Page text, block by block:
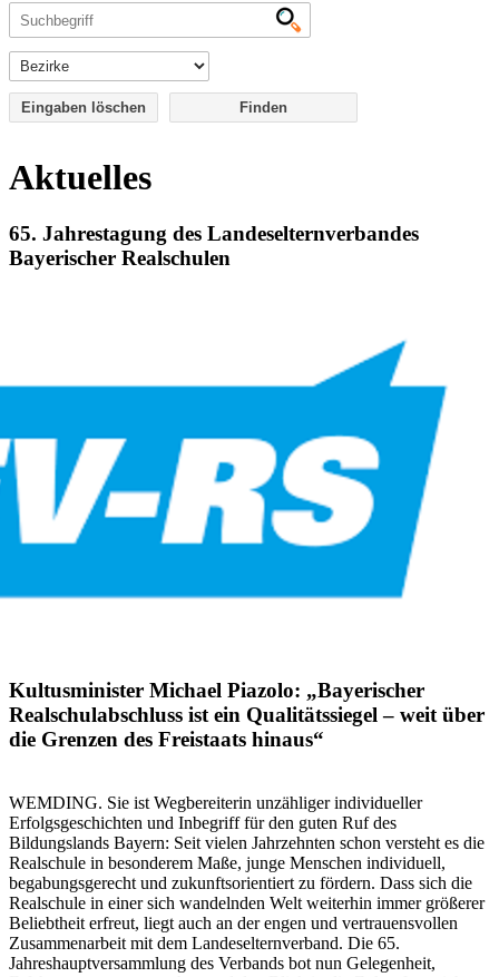
Eingaben löschen
Aktuelles
65. Jahrestagung des Landeselternverbandes
Bayerischer Realschulen
Kultusminister Michael Piazolo: „Bayerischer
Realschulabschluss ist ein Qualitätssiegel – weit über
die Grenzen des Freistaats hinaus“
WEMDING. Sie ist Wegbereiterin unzähliger individueller
Erfolgsgeschichten und Inbegriff für den guten Ruf des
Bildungslands Bayern: Seit vielen Jahrzehnten schon versteht es die
Realschule in besonderem Maße, junge Menschen individuell,
begabungsgerecht und zukunftsorientiert zu fördern. Dass sich die
Realschule in einer sich wandelnden Welt weiterhin immer größerer
Beliebtheit erfreut, liegt auch an der engen und vertrauensvollen
Zusammenarbeit mit dem Landeselternverband. Die 65.
Jahreshauptversammlung des Verbands bot nun Gelegenheit,